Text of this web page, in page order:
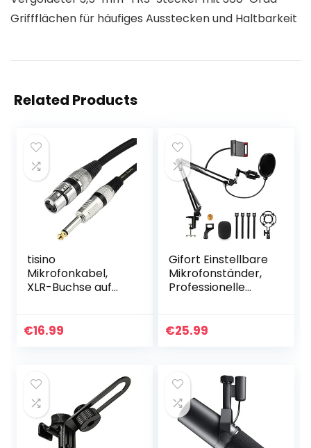
Griffflächen für häufiges Ausstecken und Haltbarkeit
Related Products
tisino
Mikrofonkabel,
XLR-Buchse auf
unsymmetrisches
€16.99
Gifort Einstellbare
Mikrofonständer,
Professionelle
Spinne und
€25.99